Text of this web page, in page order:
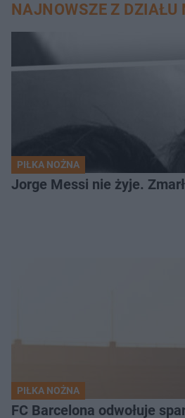
NAJNOWSZE Z DZIAŁU
PIŁKA NOŻNA
Jorge Messi nie żyje.
PIŁKA NOŻNA
FC Barcelona odwołuje